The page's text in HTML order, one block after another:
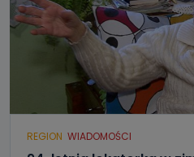
REGION WIADOMOŚCI